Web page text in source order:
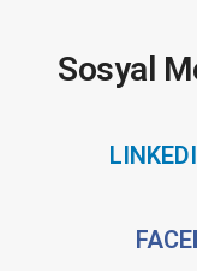
Sosyal